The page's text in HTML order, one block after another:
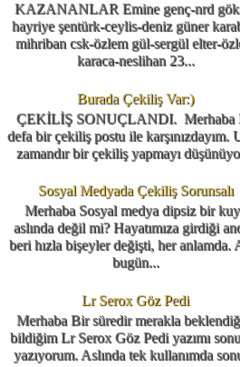
KAZANANLAR Emine genç-nrd
hayriye şentürk-ceylis-deniz güner
mihriban csk-özlem gül-sergül elter-
karaca-neslihan 23...
Burada Çekiliş Var:)
ÇEKİLİŞ SONUÇLANDI. Merhaba
defa bir çekiliş postu ile karşınızdayım.
zamandır bir çekiliş yapmayı
Sosyal Medyada Çekiliş Sorunsalı
Merhaba Sosyal medya dipsiz bir
aslında değil mi? Hayatımıza girdiği
beri hızla bişeyler değişti, her anlamda.
bugün...
Lr Serox Göz Pedi
Merhaba Bir süredir merakla
bildiğim Lr Serox Göz Pedi yazımı
yazıyorum. Aslında tek kullanımda